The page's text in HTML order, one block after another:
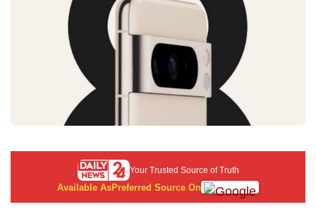
Your Trusted Source of Truth
Available AsPreferred Source On